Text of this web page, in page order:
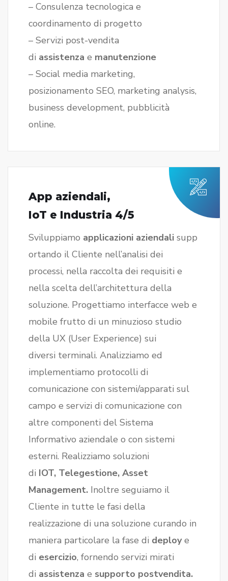
– Consulenza tecnologica e
coordinamento di progetto
– Servizi post-vendita
di assistenza e manutenzione
– Social media marketing,
posizionamento SEO, marketing analysis,
business development, pubblicità
online.
App aziendali,
IoT e Industria 4/5
Sviluppiamo applicazioni aziendali supp
ortando il Cliente nell’analisi dei
processi, nella raccolta dei requisiti e
nella scelta dell’architettura della
soluzione. Progettiamo interfacce web e
mobile frutto di un minuzioso studio
della UX (User Experience) sui
diversi terminali. Analizziamo ed
implementiamo protocolli di
comunicazione con sistemi/apparati sul
campo e servizi di comunicazione con
altre componenti del Sistema
Informativo aziendale o con sistemi
esterni. Realizziamo soluzioni
di IOT, Telegestione, Asset
Management. Inoltre seguiamo il
Cliente in tutte le fasi della
realizzazione di una soluzione curando in
maniera particolare la fase di deploye
di esercizio, fornendo servizi mirati
di assistenza e supporto postvendita.